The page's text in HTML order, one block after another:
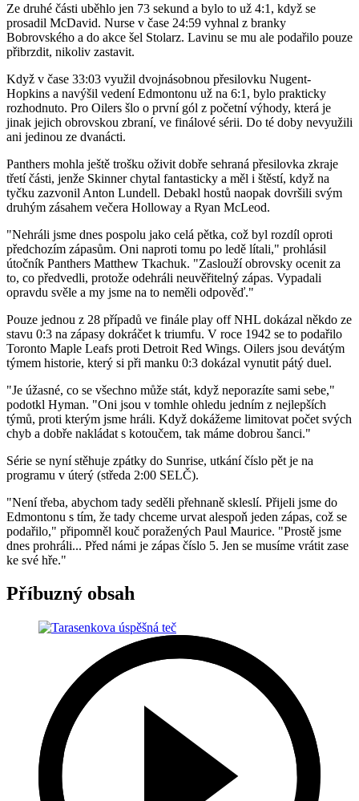
Ze druhé části uběhlo jen 73 sekund a bylo to už 4:1, když se
prosadil McDavid. Nurse v čase 24:59 vyhnal z branky
Bobrovského a do akce šel Stolarz. Lavinu se mu ale podařilo pouze
přibrzdit, nikoliv zastavit.
Když v čase 33:03 využil dvojnásobnou přesilovku Nugent-
Hopkins a navýšil vedení Edmontonu už na 6:1, bylo prakticky
rozhodnuto. Pro Oilers šlo o první gól z početní výhody, která je
jinak jejich obrovskou zbraní, ve finálové sérii. Do té doby nevyužili
ani jedinou ze dvanácti.
Panthers mohla ještě trošku oživit dobře sehraná přesilovka zkraje
třetí části, jenže Skinner chytal fantasticky a měl i štěstí, když na
tyčku zazvonil Anton Lundell. Debakl hostů naopak dovršili svým
druhým zásahem večera Holloway a Ryan McLeod.
"Nehráli jsme dnes pospolu jako celá pětka, což byl rozdíl oproti
předchozím zápasům. Oni naproti tomu po ledě lítali," prohlásil
útočník Panthers Matthew Tkachuk. "Zaslouží obrovsky ocenit za
to, co předvedli, protože odehráli neuvěřitelný zápas. Vypadali
opravdu svěle a my jsme na to neměli odpověď."
Pouze jednou z 28 případů ve finále play off NHL dokázal někdo ze
stavu 0:3 na zápasy dokráčet k triumfu. V roce 1942 se to podařilo
Toronto Maple Leafs proti Detroit Red Wings. Oilers jsou devátým
týmem historie, který si při manku 0:3 dokázal vynutit pátý duel.
"Je úžasné, co se všechno může stát, když neporazíte sami sebe,"
podotkl Hyman. "Oni jsou v tomhle ohledu jedním z nejlepších
týmů, proti kterým jsme hráli. Když dokážeme limitovat počet svých
chyb a dobře nakládat s kotoučem, tak máme dobrou šanci."
Série se nyní stěhuje zpátky do Sunrise, utkání číslo pět je na
programu v úterý (středa 2:00 SELČ).
"Není třeba, abychom tady seděli přehnaně skleslí. Přijeli jsme do
Edmontonu s tím, že tady chceme urvat alespoň jeden zápas, což se
podařilo," připomněl kouč poražených Paul Maurice. "Prostě jsme
dnes prohráli... Před námi je zápas číslo 5. Jen se musíme vrátit zase
ke své hře."
Příbuzný obsah